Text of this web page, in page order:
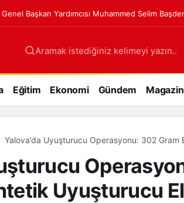
Başkan Yardımcısı Muhammed Selim
Aramak istediğiniz kelimeyi yazın..
Eğitim Ekonomi Gündem Magazin
Yalova’da Uyuşturucu Operasyonu: 302
Uyuşturucu